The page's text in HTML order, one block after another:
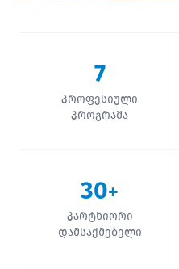
7
პროფესიული
პროგრამა
30+
პარტნიორი
დამსაქმებელი